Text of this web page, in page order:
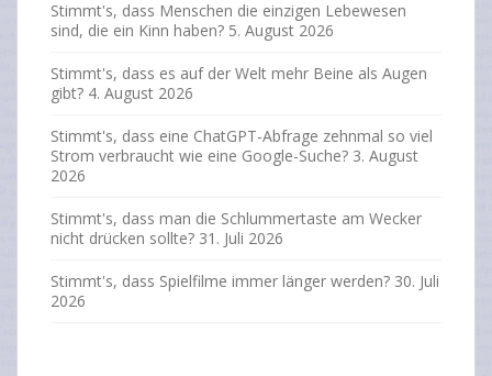
Stimmt's, dass Menschen die einzigen Lebewesen
sind, die ein Kinn haben? 5. August 2026
Stimmt's, dass es auf der Welt mehr Beine als Augen
gibt? 4. August 2026
Stimmt's, dass eine ChatGPT-Abfrage zehnmal so viel
Strom verbraucht wie eine Google-Suche? 3. August
2026
Stimmt's, dass man die Schlummertaste am Wecker
nicht drücken sollte? 31. Juli 2026
Stimmt's, dass Spielfilme immer länger werden? 30. Juli
2026